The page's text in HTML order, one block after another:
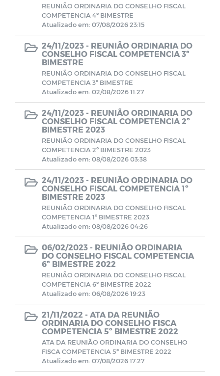
Comitê de Investimentos
Contratos
BALANCETES 2022
Avisos
PORTARIAS RPPS 2023
BALANCETES 2023
CONVENIOS 2023
BALANCETES 2024
COMITE DE INVESTIMENTO 2023
COMITER DE INVESTIMENTO 2024
RESUMO GERAL DA PREVIDENCIA 2024
CONTRATOS 2024
BALANCETES 2025
REUNIÃO ORDINARIA DO CONSELHO FISCAL
COMPETENCIA 4º BIMESTRE
Atualizado em: 07/08/2026 23:15
24/11/2023 - REUNIÃO ORDINARIA DO
CONSELHO FISCAL COMPETENCIA 3º
BIMESTRE
REUNIÃO ORDINARIA DO CONSELHO FISCAL
COMPETENCIA 3º BIMESTRE
Atualizado em: 02/08/2026 11:27
24/11/2023 - REUNIÃO ORDINARIA DO
CONSELHO FISCAL COMPETENCIA 2º
BIMESTRE 2023
REUNIÃO ORDINARIA DO CONSELHO FISCAL
COMPETENCIA 2º BIMESTRE 2023
Atualizado em: 08/08/2026 03:38
24/11/2023 - REUNIÃO ORDINARIA DO
CONSELHO FISCAL COMPETENCIA 1º
BIMESTRE 2023
REUNIÃO ORDINARIA DO CONSELHO FISCAL
COMPETENCIA 1º BIMESTRE 2023
Atualizado em: 08/08/2026 04:26
06/02/2023 - REUNIÃO ORDINARIA
DO CONSELHO FISCAL COMPETENCIA
6º BIMESTRE 2022
REUNIÃO ORDINARIA DO CONSELHO FISCAL
COMPETENCIA 6º BIMESTRE 2022
Atualizado em: 06/08/2026 19:23
21/11/2022 - ATA DA REUNIÃO
ORDINARIA DO CONSELHO FISCA
COMPETENCIA 5º BIMESTRE 2022
ATA DA REUNIÃO ORDINARIA DO CONSELHO
FISCA COMPETENCIA 5º BIMESTRE 2022
Atualizado em: 07/08/2026 17:27